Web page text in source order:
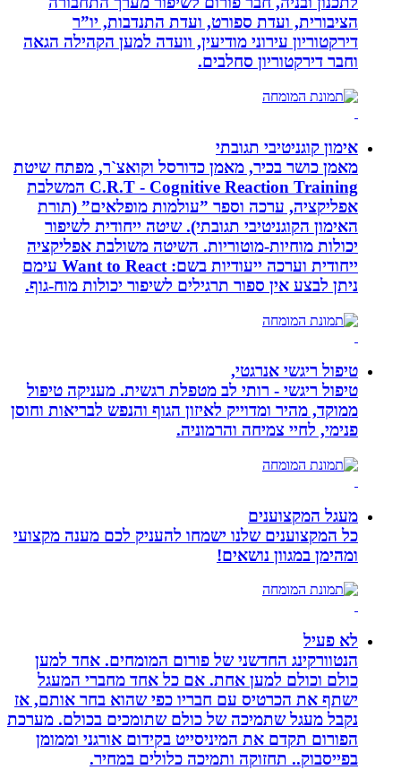
הציבורית, ועדת ספורט, ועדת התנדבות, יו”ר
דירקטוריון עירוני מודיעין, וועדה למען הקהילה הגאה
וחבר דירקטוריון סחלבים.
אימון קוגניטיבי תגובתי
מאמן כושר בכיר, מאמן כדורסל וקואצ`ר, מפתח שיטת
C.R.T - Cognitive Reaction Training המשלבת
אפליקציה, ערכה וספר ”עולמות מופלאים” (תורת
האימון הקוגניטיבי תגובתי). שיטה ייחודית לשיפור
יכולות מוחיות-מוטוריות. השיטה משולבת אפליקציה
ייחודית וערכה ייעודיות בשם: Want to React עימם
ניתן לבצע אין ספור תרגילים לשיפור יכולות מוח-גוף.
טיפול ריגשי אנרגטי,
טיפול ריגשי - רותי לב מטפלת רגשית. מעניקה טיפול
ממוקד, מהיר ומדוייק לאיזון הגוף והנפש לבריאות וחוסן
פנימי, לחיי צמיחה והרמוניה.
מעגל המקצוענים
כל המקצוענים שלנו ישמחו להעניק לכם מענה מקצועי
ומהימן במגוון נושאים!
לא פעיל
הנטוורקינג החדשני של פורום המומחים. אחד למען
כולם וכולם למען אחת. אם כל אחד מחברי המעגל
ישתף את הכרטיס עם חבריו כפי שהוא בחר אותם, אז
נקבל מעגל שתמיכה של כולם שתומכים בכולם. מערכת
הפורום תקדם את המיניסייט בקידום אורגני וממומן
בפייסבוק.. תחזוקה ותמיכה כלולים במחיר.